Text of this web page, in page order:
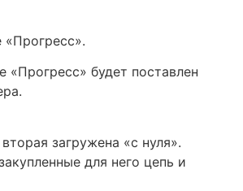
будет поставлен
загружена «с нуля».
для него цепь и